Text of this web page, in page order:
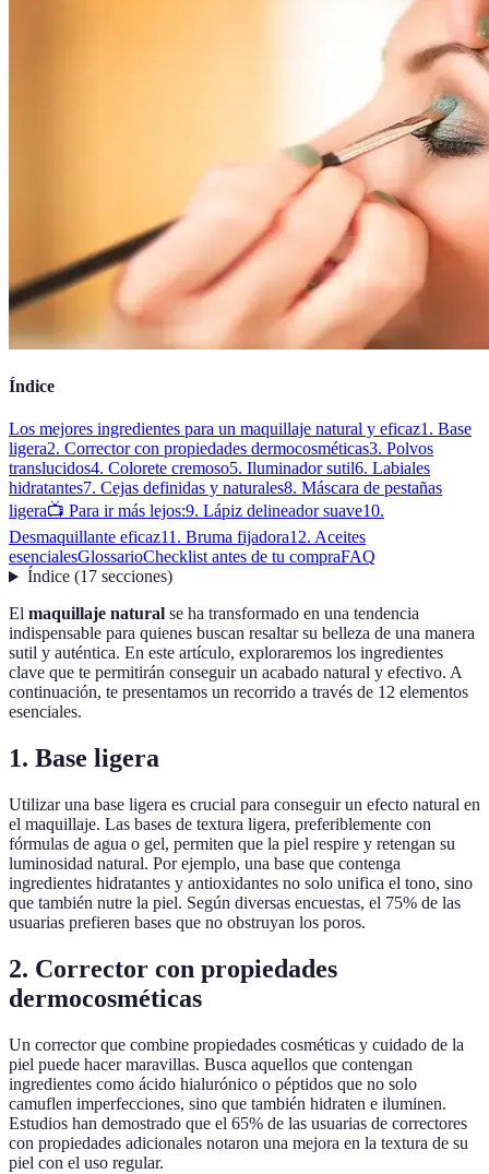
Índice
Los mejores ingredientes para un maquillaje natural y eficaz1. Base
ligera2. Corrector con propiedades dermocosméticas3. Polvos
translucidos4. Colorete cremoso5. Iluminador sutil6. Labiales
hidratantes7. Cejas definidas y naturales8. Máscara de pestañas
ligera📺 Para ir más lejos:9. Lápiz delineador suave10.
Desmaquillante eficaz11. Bruma fijadora12. Aceites
esencialesGlossarioChecklist antes de tu compraFAQ
Índice(17 secciones)
El maquillaje natural se ha transformado en una tendencia
indispensable para quienes buscan resaltar su belleza de una manera
sutil y auténtica. En este artículo, exploraremos los ingredientes
clave que te permitirán conseguir un acabado natural y efectivo. A
continuación, te presentamos un recorrido a través de 12 elementos
esenciales.
1. Base ligera
Utilizar una base ligera es crucial para conseguir un efecto natural en
el maquillaje. Las bases de textura ligera, preferiblemente con
fórmulas de agua o gel, permiten que la piel respire y retengan su
luminosidad natural. Por ejemplo, una base que contenga
ingredientes hidratantes y antioxidantes no solo unifica el tono, sino
que también nutre la piel. Según diversas encuestas, el 75% de las
usuarias prefieren bases que no obstruyan los poros.
2. Corrector con propiedades
dermocosméticas
Un corrector que combine propiedades cosméticas y cuidado de la
piel puede hacer maravillas. Busca aquellos que contengan
ingredientes como ácido hialurónico o péptidos que no solo
camuflen imperfecciones, sino que también hidraten e iluminen.
Estudios han demostrado que el 65% de las usuarias de correctores
con propiedades adicionales notaron una mejora en la textura de su
piel con el uso regular.